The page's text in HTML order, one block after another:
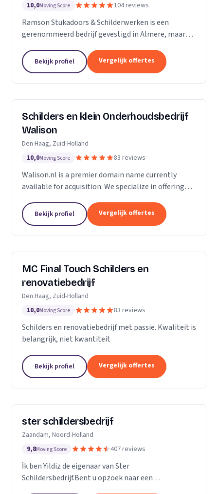
10,0Moving Score 104 reviews
Ramson Stukadoors & Schilderwerken is een
gerenommeerd bedrijf gevestigd in Almere, maar
Of u nu in Amsterdam, Harderwijk, Amersfoort of
elders...
Bekijk profiel Vergelijk offertes
Schilders en klein Onderhoudsbedrijf
Walison
Den Haag, Zuid-Holland
10,0Moving Score 83 reviews
Walison.nl is a premier domain name currently
available for acquisition. We specialize in offering
to significantly enhance your digital presence. Our...
Bekijk profiel Vergelijk offertes
MC Final Touch Schilders en
renovatiebedrijf
Den Haag, Zuid-Holland
10,0Moving Score 83 reviews
Schilders en renovatiebedrijf met passie. Kwaliteit is
belangrijk, niet kwantiteit
Bekijk profiel Vergelijk offertes
ster schildersbedrijf
Zaandam, Noord-Holland
9,8Moving Score 407 reviews
İk ben Yildiz de eigenaar van Ster
Schildersbedrijf.Bent u opzoek naar een